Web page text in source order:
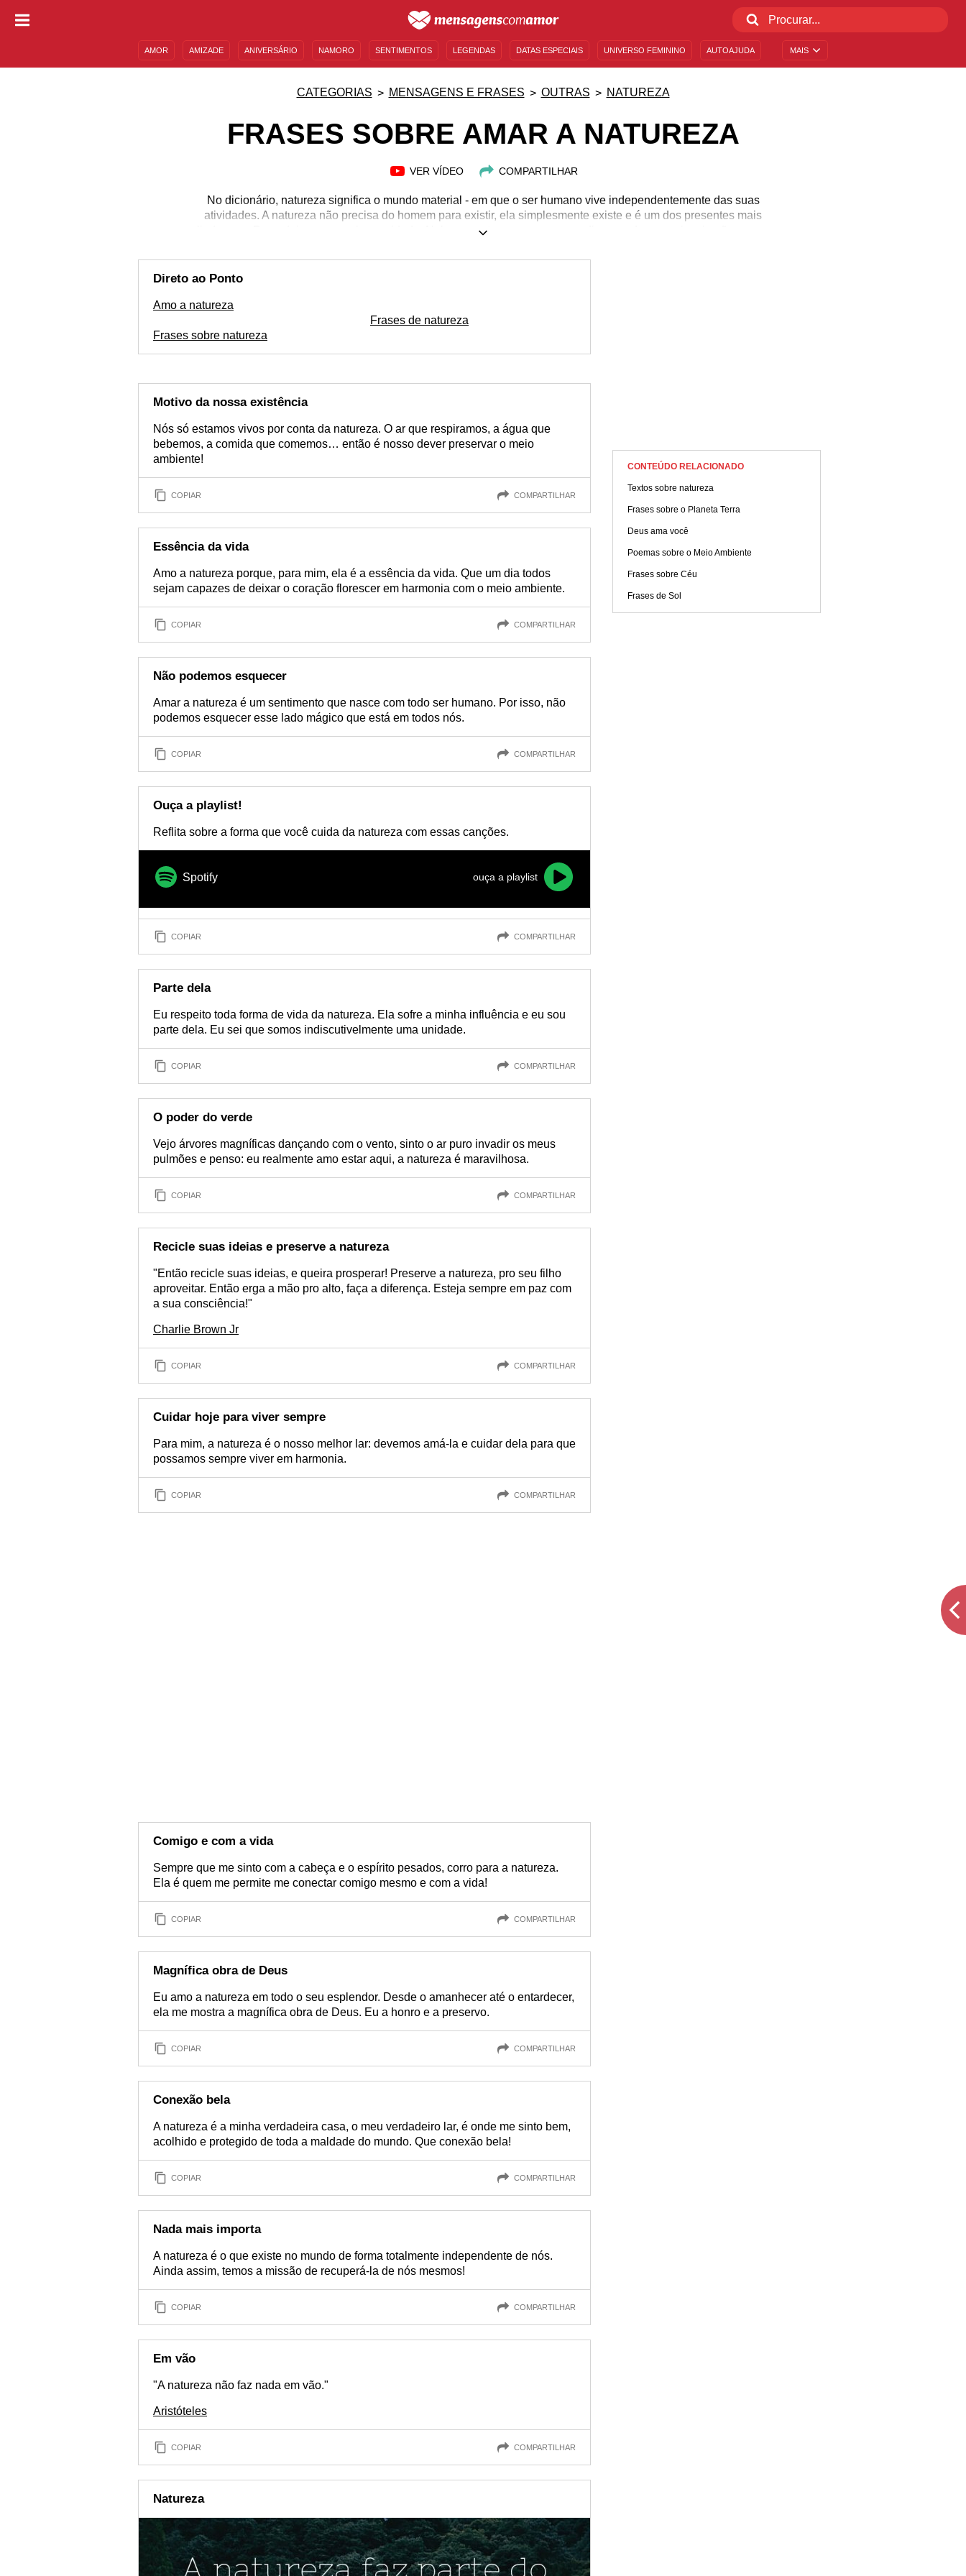
MAIS
AMOR AMIZADE ANIVERSÁRIO NAMORO SENTIMENTOS LEGENDAS DATAS ESPECIAIS UNIVERSO FEMININO AUTOAJUDA
CATEGORIAS MENSAGENS E FRASES OUTRAS NATUREZA
FRASES SOBRE AMAR A NATUREZA
VER VÍDEO COMPARTILHAR
No dicionário, natureza significa o mundo material - em que o ser humano vive independentemente das suas
atividades. A natureza não precisa do homem para existir, ela simplesmente existe e é um dos presentes mais
lindos que Deus deixou para a humanidade. Nela, encontramos a cura para diversas doenças, inspiração para a
profundamente com o próprio ser e com o universo?! Toda essa criação natural que floresce e gera vidas é um
dos bens mais preciosos que o ser humano tem. Conte ao mundo sobre o seu apreço pelo meio ambiente com
Direto ao Ponto
Amo a natureza
Frases sobre natureza
Frases de natureza
Motivo da nossa existência
Nós só estamos vivos por conta da natureza. O ar que respiramos, a água que
bebemos, a comida que comemos… então é nosso dever preservar o meio
ambiente!
COPIAR COMPARTILHAR
Essência da vida
Amo a natureza porque, para mim, ela é a essência da vida. Que um dia todos
sejam capazes de deixar o coração florescer em harmonia com o meio ambiente.
COPIAR COMPARTILHAR
Não podemos esquecer
Amar a natureza é um sentimento que nasce com todo ser humano. Por isso, não
podemos esquecer esse lado mágico que está em todos nós.
COPIAR COMPARTILHAR
Ouça a playlist!
Reflita sobre a forma que você cuida da natureza com essas canções.
Spotify ouça a playlist
COPIAR COMPARTILHAR
Parte dela
Eu respeito toda forma de vida da natureza. Ela sofre a minha influência e eu sou
parte dela. Eu sei que somos indiscutivelmente uma unidade.
COPIAR COMPARTILHAR
O poder do verde
Vejo árvores magníficas dançando com o vento, sinto o ar puro invadir os meus
pulmões e penso: eu realmente amo estar aqui, a natureza é maravilhosa.
COPIAR COMPARTILHAR
Recicle suas ideias e preserve a natureza
"Então recicle suas ideias, e queira prosperar! Preserve a natureza, pro seu filho
aproveitar. Então erga a mão pro alto, faça a diferença. Esteja sempre em paz com
a sua consciência!"
Charlie Brown Jr
COPIAR COMPARTILHAR
Cuidar hoje para viver sempre
Para mim, a natureza é o nosso melhor lar: devemos amá-la e cuidar dela para que
possamos sempre viver em harmonia.
COPIAR COMPARTILHAR
Comigo e com a vida
Sempre que me sinto com a cabeça e o espírito pesados, corro para a natureza.
Ela é quem me permite me conectar comigo mesmo e com a vida!
COPIAR COMPARTILHAR
Magnífica obra de Deus
Eu amo a natureza em todo o seu esplendor. Desde o amanhecer até o entardecer,
ela me mostra a magnífica obra de Deus. Eu a honro e a preservo.
COPIAR COMPARTILHAR
Conexão bela
A natureza é a minha verdadeira casa, o meu verdadeiro lar, é onde me sinto bem,
acolhido e protegido de toda a maldade do mundo. Que conexão bela!
COPIAR COMPARTILHAR
Nada mais importa
A natureza é o que existe no mundo de forma totalmente independente de nós.
Ainda assim, temos a missão de recuperá-la de nós mesmos!
COPIAR COMPARTILHAR
Em vão
"A natureza não faz nada em vão."
Aristóteles
COPIAR COMPARTILHAR
Natureza
CONTEÚDO RELACIONADO
Textos sobre natureza
Frases sobre o Planeta Terra
Deus ama você
Poemas sobre o Meio Ambiente
Frases sobre Céu
Frases de Sol